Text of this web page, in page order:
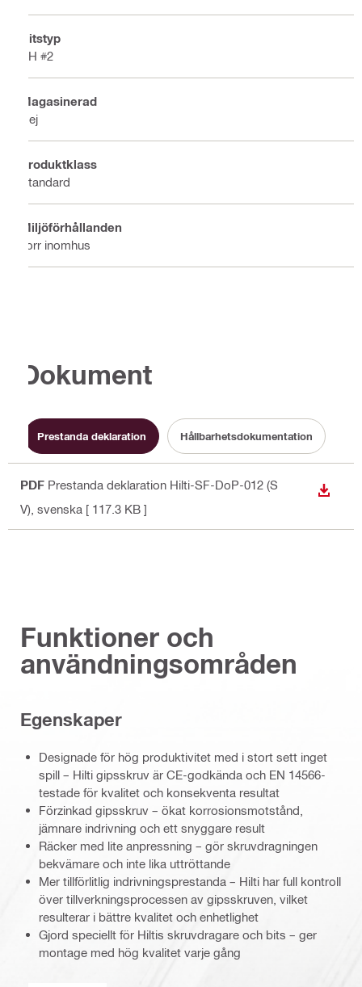
Bitstyp
PH #2
Magasinerad
Nej
Produktklass
Standard
Miljöförhållanden
Torr inomhus
Dokument
Prestanda deklaration Hållbarhetsdokumentation
PDF Prestanda deklaration Hilti-SF-DoP-012 (S
V) , svenska [ 117.3 KB ]
LADDA
Funktioner och
användningsområden
Egenskaper
Designade för hög produktivitet med i stort sett inget
spill – Hilti gipsskruv är CE-godkända och EN 14566-
testade för kvalitet och konsekventa resultat
Förzinkad gipsskruv – ökat korrosionsmotstånd,
jämnare indrivning och ett snyggare result
Räcker med lite anpressning – gör skruvdragningen
bekvämare och inte lika uttröttande
Mer tillförlitlig indrivningsprestanda – Hilti har full kontroll
över tillverkningsprocessen av gipsskruven, vilket
resulterar i bättre kvalitet och enhetlighet
Gjord speciellt för Hiltis skruvdragare och bits – ger
montage med hög kvalitet varje gång